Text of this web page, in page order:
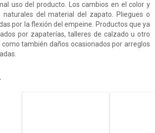
uso del producto. Los cambios en el color y
naturales del material del zapato. Pliegues o
por la flexión del empeine. Productos que ya
por zapaterías, talleres de calzado u otro
también daños ocasionados por arreglos